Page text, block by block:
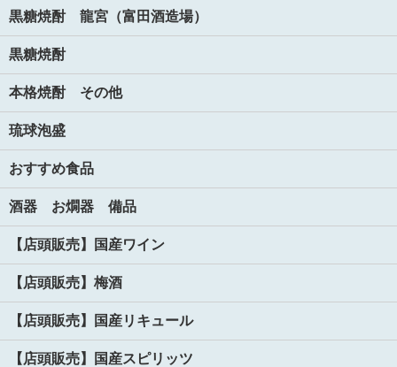
黒糖焼酎 龍宮（富田酒造場）
黒糖焼酎
本格焼酎 その他
琉球泡盛
おすすめ食品
酒器 お燗器 備品
【店頭販売】国産ワイン
【店頭販売】梅酒
【店頭販売】国産リキュール
【店頭販売】国産スピリッツ